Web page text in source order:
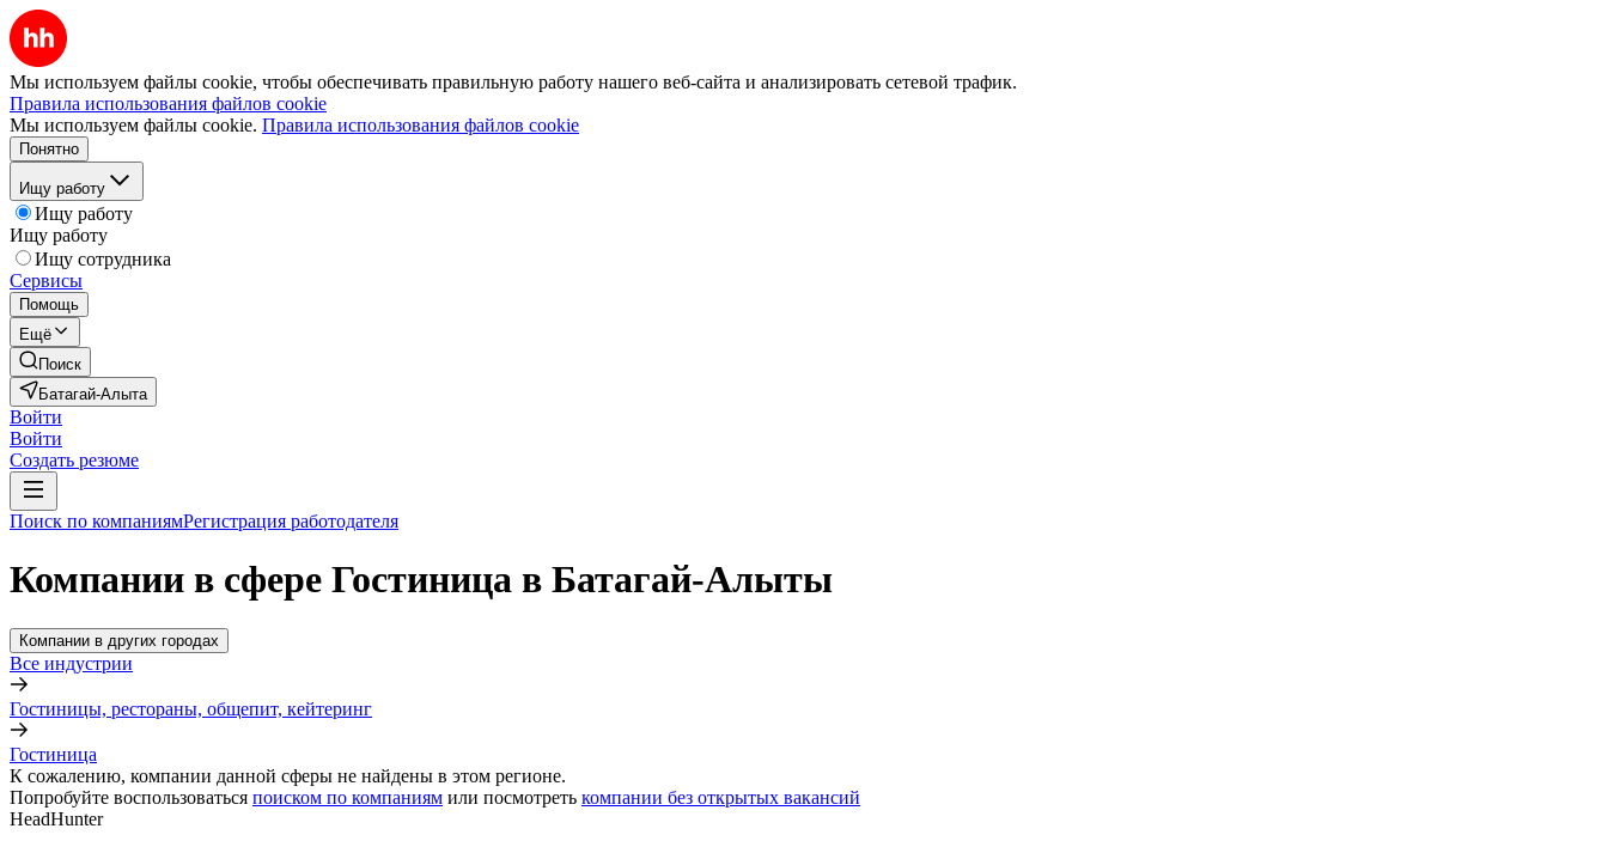
Мы используем файлы cookie, чтобы обеспечивать правильную работу нашего веб-сайта и анализировать сетевой трафик.
Правила использования файлов cookie
Мы используем файлы cookie. Правила использования файлов cookie
Понятно
Ищу работу
Ищу работу
Ищу работу
Ищу сотрудника
Сервисы
Помощь
Ещё
Поиск
Батагай-Алыта
Войти
Войти
Создать резюме
Поиск по компаниямРегистрация работодателя
Компании в сфере Гостиница в Батагай-Алыты
Компании в других городах
Все индустрии
Гостиницы, рестораны, общепит, кейтеринг
Гостиница
К сожалению, компании данной сферы не найдены в этом регионе.
Попробуйте воспользоваться поиском по компаниям или посмотреть компании без открытых вакансий
HeadHunter